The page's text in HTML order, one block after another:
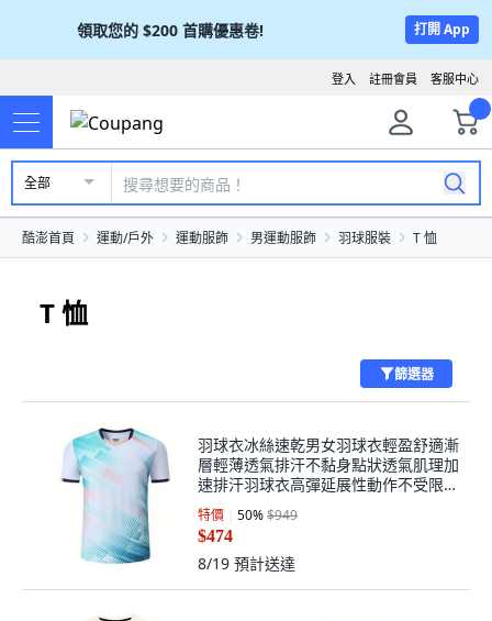
領取您的 $200 首購優惠卷! 打開 App
客服中心
註冊會員
登入
全部
酷澎首頁 運動/戶外 運動服飾 男運動服飾 羽球服裝 T 恤
T 恤
篩選器
羽球衣冰絲速乾男女羽球衣輕盈舒適漸
層輕薄透氣排汗不黏身點狀透氣肌理加
速排汗羽球衣高彈延展性動作不受限耐
洗不易褪色羽球衣
特價 50%$949
$474
8/19 預計送達